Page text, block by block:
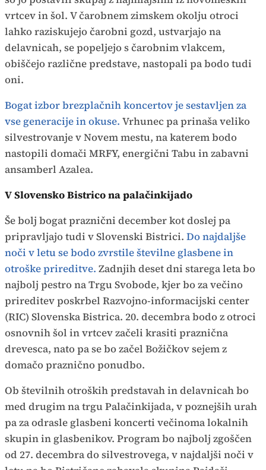
vrtcev in šol. V čarobnem zimskem okolju otroci
lahko raziskujejo čarobni gozd, ustvarjajo na
delavnicah, se popeljejo s čarobnim vlakcem,
obiščejo različne predstave, nastopali pa bodo tudi
oni.
Bogat izbor brezplačnih koncertov je sestavljen za
vse generacije in okuse. Vrhunec pa prinaša veliko
silvestrovanje v Novem mestu, na katerem bodo
nastopili domači MRFY, energični Tabu in zabavni
ansamberl Azalea.
V Slovensko Bistrico na palačinkijado
Še bolj bogat praznični december kot doslej pa
pripravljajo tudi v Slovenski Bistrici. Do najdaljše
noči v letu se bodo zvrstile številne glasbene in
otroške prireditve. Zadnjih deset dni starega leta bo
najbolj pestro na Trgu Svobode, kjer bo za večino
prireditev poskrbel Razvojno-informacijski center
(RIC) Slovenska Bistrica. 20. decembra bodo z otroci
osnovnih šol in vrtcev začeli krasiti praznična
drevesca, nato pa se bo začel Božičkov sejem z
domačo praznično ponudbo.
Ob številnih otroških predstavah in delavnicah bo
med drugim na trgu Palačinkijada, v poznejših urah
pa za odrasle glasbeni koncerti večinoma lokalnih
skupin in glasbenikov. Program bo najbolj zgoščen
od 27. decembra do silvestrovega, v najdaljši noči v